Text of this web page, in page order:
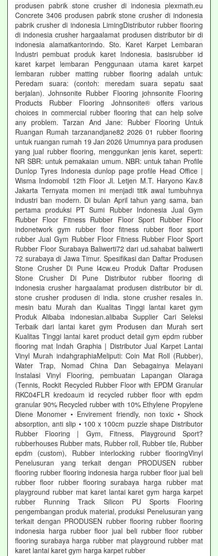
produsen pabrik stone crusher di indonesia plexmath.eu
Concrete 3406 produsen pabrik stone crusher di indonesia
pabrik crusher di indonesia LimingDistributor rubber flooring
di indonesia crusher hargaalamat produsen distributor bir di
indonesia alamatkantorindo. Sto. Karet Karpet Lembaran
Industri pembuat produk karet Indonesia. basisrubber id
karet karpet lembaran Penggunaan utama karet karpet
lembaran rubber matting rubber flooring adalah untuk:
Peredam suara: (contoh: meredam suara sepatu saat
berjalan). Johnsonite Rubber Flooring johnsonite Flooring
Products Rubber Flooring Johnsonite® offers various
choices in commercial rubber flooring that can help solve
any problem. Tarzan And Jane: Rubber Flooring Untuk
Ruangan Rumah tarzanandjane82 2026 01 rubber flooring
untuk ruangan rumah 19 Jan 2026 Umumnya para produsen
yang jual rubber flooring, menggunkan jenis karet, seperti:
NR SBR: untuk pemakaian umum. NBR: untuk tahan Profile
Dunlop Tyres Indonesia dunlop page profile Head Office |
Wisma Indomobil 12th Floor Jl. Letjen M.T. Haryono Kav.8
Jakarta Ternyata momen ini menjadi titik awal tumbuhnya
industri ban modern. Di bulan April tahun yang sama, ban
pertama produksi PT Sumi Rubber Indonesia Jual Gym
Rubber Floor Fitness Rubber Floor Sport Rubber Floor
indonetwork gym rubber floor fitness rubber floor sport
rubber Jual Gym Rubber Floor Fitness Rubber Floor Sport
Rubber Floor Surabaya Baliwerti72 dari ud.sahabat baliwerti
72 surabaya di Jawa Timur. Spesifikasi dan Daftar Produsen
Stone Crusher Di Pune l4cw.eu Produk Daftar Produsen
Stone Crusher Di Pune Distributor rubber flooring di
indonesia crusher hargaalamat produsen distributor bir di.
stone crusher produsen di india. stone crusher resales in.
mesin batu Murah dan Kualitas Tinggi lantai karet gym
Produk Alibaba indonesian.alibaba Supplier Cari Seleksi
Terbaik dari lantai karet gym Produsen dan Murah sert
Kualitas Tinggi lantai karet product detail gym epdm rubber
flooring mat Indah Graphia | Distributor Jual Karpet Lantai
Vinyl Murah indahgraphiaMeliputi: Coin Mat Roll (Rubber),
Water Trap, Nomad China Dan Sebagainya Melayani
Instalasi Vinyl Flooring, pembuatan Lapangan Olaraga
(Tennis, Rockit Recycled Rubber Floor with EPDM Granular
RKC04FLR kredoaum id recycled rubber floor with epdm
granular 90% Recycled rubber with 10% Ethylene Propylene
Diene Monomer • Envirement friendly, non toxic • Shock
absorption, anti slip • 100 x 100cm puzzle shape Distributor
Rubber Flooring | Gym, Fitness, Playground Sport?
rubberhouses Rubber mats, Rubber roll, Rubber tile, Rubber
epdm (custom), Rubber interlocking rubber flooringVinyl
Penelusuran yang terkait dengan PRODUSEN rubber
flooring rubber flooring indonesia harga rubber floor jual beli
rubber floor rubber flooring surabaya harga rubber mat
playground rubber mat karet lantai karet gym harga karpet
rubber Running Track Silicon PU Sports Flooring
pengembangan produk material, produksi Penelusuran yang
terkait dengan PRODUSEN rubber flooring rubber flooring
indonesia harga rubber floor jual beli rubber floor rubber
flooring surabaya harga rubber mat playground rubber mat
karet lantai karet gym harga karpet rubber